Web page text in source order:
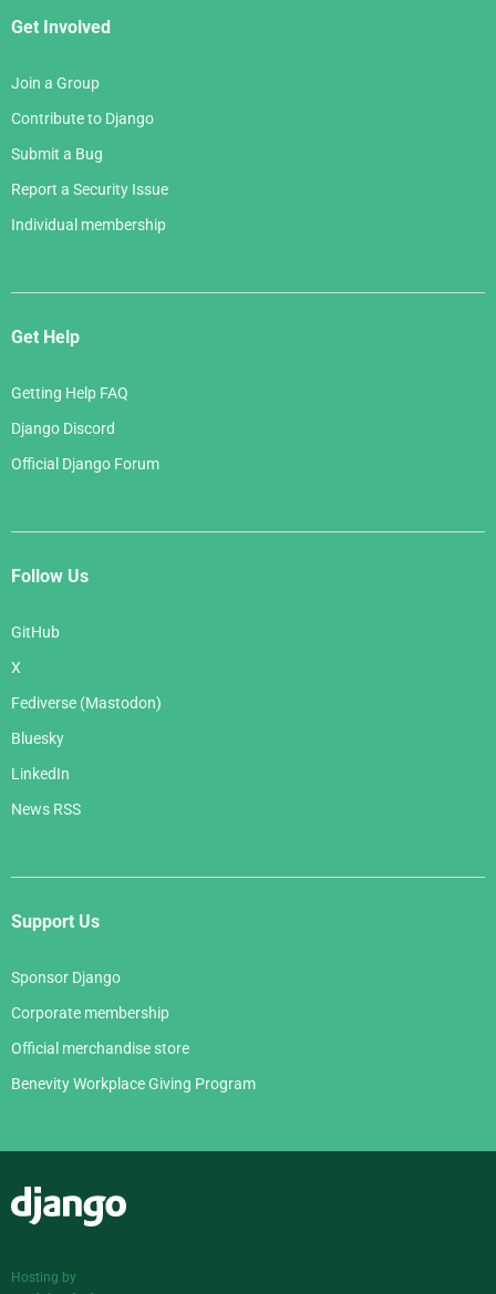
Get Involved
Join a Group
Contribute to Django
Submit a Bug
Report a Security Issue
Individual membership
Get Help
Getting Help FAQ
Django Discord
Official Django Forum
Follow Us
GitHub
X
Fediverse (Mastodon)
Bluesky
LinkedIn
News RSS
Support Us
Sponsor Django
Corporate membership
Official merchandise store
Benevity Workplace Giving Program
Hosting by